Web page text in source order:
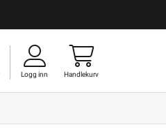
Logg inn Handlekurv